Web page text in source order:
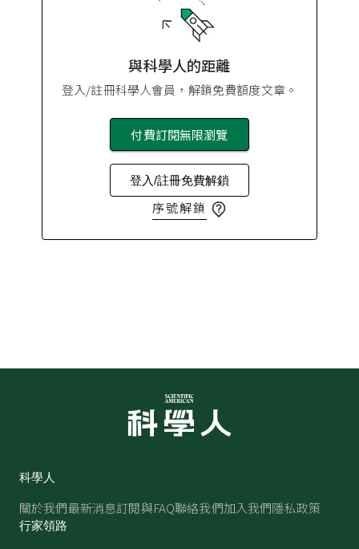
與科學人的距離
登入/註冊科學人會員，解鎖免費額度文章。
付費訂閱無限瀏覽
登入/註冊免費解鎖
序號解鎖
科學人
關於我們最新消息訂閱與FAQ聯絡我們加入我們隱私政策
行家領路